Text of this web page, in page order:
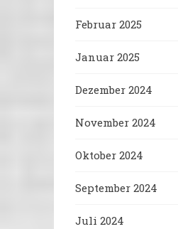
Februar 2025
Januar 2025
Dezember 2024
November 2024
Oktober 2024
September 2024
Juli 2024